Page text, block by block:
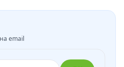
email